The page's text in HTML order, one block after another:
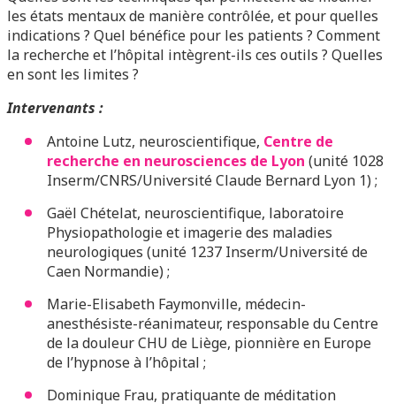
les états mentaux de manière contrôlée, et pour quelles
indications ? Quel bénéfice pour les patients ? Comment
la recherche et l’hôpital intègrent-ils ces outils ? Quelles
en sont les limites ?
Intervenants :
Antoine Lutz, neuroscientifique, Centre de
recherche en neurosciences de Lyon (unité 1028
Inserm/CNRS/Université Claude Bernard Lyon 1) ;
Gaël Chételat, neuroscientifique, laboratoire
Physiopathologie et imagerie des maladies
neurologiques (unité 1237 Inserm/Université de
Caen Normandie) ;
Marie-Elisabeth Faymonville, médecin-
anesthésiste-réanimateur, responsable du Centre
de la douleur CHU de Liège, pionnière en Europe
de l’hypnose à l’hôpital ;
Dominique Frau, pratiquante de méditation